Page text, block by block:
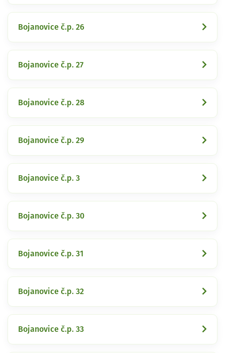
Bojanovice č.p. 26
Bojanovice č.p. 27
Bojanovice č.p. 28
Bojanovice č.p. 29
Bojanovice č.p. 3
Bojanovice č.p. 30
Bojanovice č.p. 31
Bojanovice č.p. 32
Bojanovice č.p. 33